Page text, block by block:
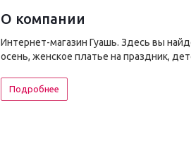
О компании
Интернет-магазин Гуашь. Здесь вы
осень, женское платье на праздник,
Подробнее